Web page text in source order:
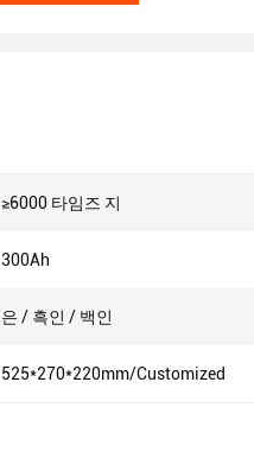
≥6000 타임즈 지
300Ah
은 / 흑인 / 백인
525*270*220mm/Customized